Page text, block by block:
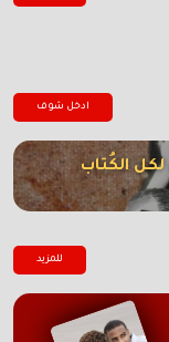
ادخل شوف
لكل الكُتاب
للمزيد